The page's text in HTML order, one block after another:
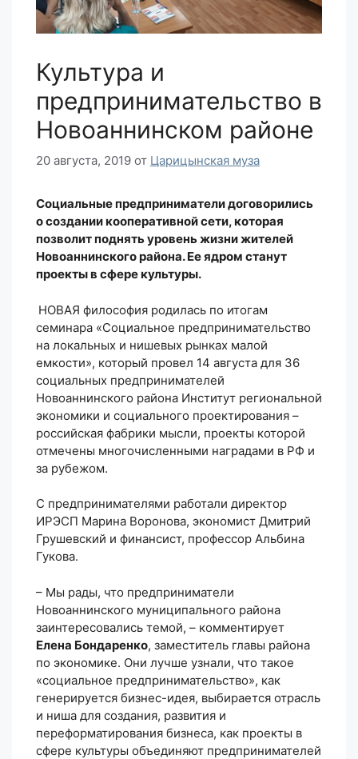
Культура и
предпринимательство в
Новоаннинском районе
20 августа, 2019 от Царицынская муза
Социальные предприниматели договорились
о создании кооперативной сети, которая
позволит поднять уровень жизни жителей
Новоаннинского района. Ее ядром станут
проекты в сфере культуры.
НОВАЯ философия родилась по итогам
семинара «Социальное предпринимательство
на локальных и нишевых рынках малой
емкости», который провел 14 августа для 36
социальных предпринимателей
Новоаннинского района Институт региональной
экономики и социального проектирования –
российская фабрики мысли, проекты которой
отмечены многочисленными наградами в РФ и
за рубежом.
С предпринимателями работали директор
ИРЭСП Марина Воронова, экономист Дмитрий
Грушевский и финансист, профессор Альбина
Гукова.
– Мы рады, что предприниматели
Новоаннинского муниципального района
заинтересовались темой, – комментирует
Елена Бондаренко, заместитель главы района
по экономике. Они лучше узнали, что такое
«социальное предпринимательство», как
генерируется бизнес-идея, выбирается отрасль
и ниша для создания, развития и
переформатирования бизнеса, как проекты в
сфере культуры объединяют предпринимателей